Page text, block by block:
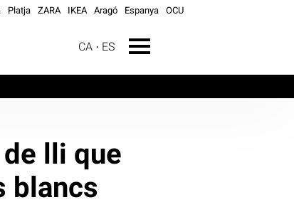
Platja ZARA IKEA Aragó Espanya OCU
CA ES
lli que
blancs